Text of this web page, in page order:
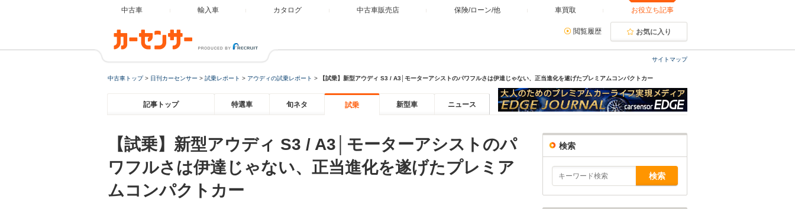
中古車 輸入車 カタログ 中古車販売店 保険/ローン/他 車買取 お役立ち記事
閲覧履歴 お気に入り
サイトマップ
中古車トップ> 日刊カーセンサー > 試乗レポート > アウディの試乗レポート > 【試乗】新型アウディ S3 / A3│モーターアシストのパワフルさは伊達じゃない、正当進化を遂げたプレミアムコンパクトカー
記事トップ 特選車 旬ネタ 試乗 新型車 ニュース
【試乗】新型アウディ S3 / A3│モーターアシストのパ
ワフルさは伊達じゃない、正当進化を遂げたプレミア
ムコンパクトカー
検索